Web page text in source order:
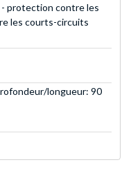
protection contre les
les courts-circuits
longueur: 90